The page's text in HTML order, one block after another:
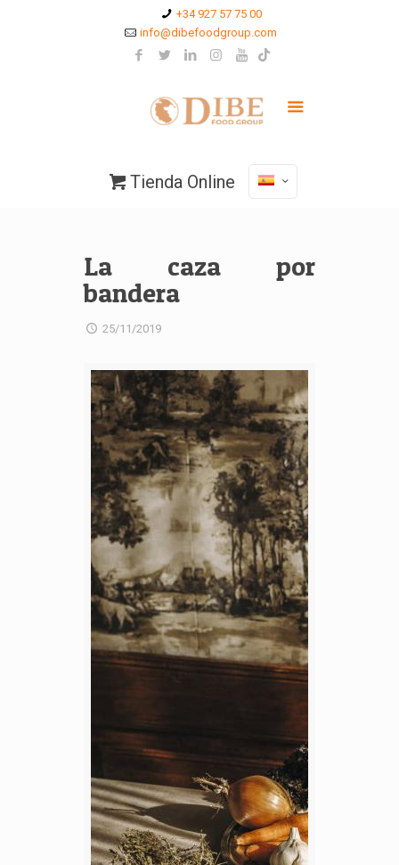
+34 927 57 75 00
info@dibefoodgroup.com
Tienda Online
La caza por
bandera
25/11/2019